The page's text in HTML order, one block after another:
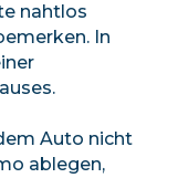
nahtlos
In
Auto nicht
ablegen,